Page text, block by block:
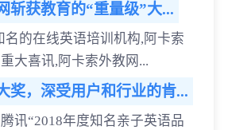
斩获教育的“重量级”大...
名的在线英语培训机构,阿卡索
大喜讯,阿卡索外教网...
奖，深受用户和行业的肯...
讯“2018年度知名亲子英语品